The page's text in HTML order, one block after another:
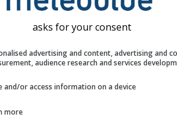
asks for your consent
advertising and content, advertising and
audience research and services
and/or access information on a device
more